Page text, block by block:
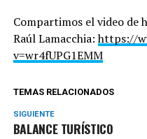
Compartimos el video de
Raúl Lamacchia:https://
v=wr4fUPG1EMM
TEMAS RELACIONADOS
SIGUIENTE
BALANCE TURÍSTICO